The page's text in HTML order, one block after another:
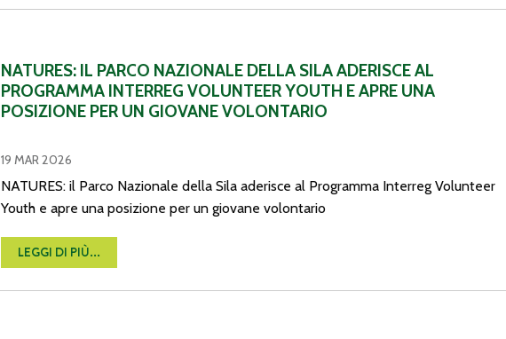
NATURES: IL PARCO NAZIONALE DELLA SILA ADERISCE AL
PROGRAMMA INTERREG VOLUNTEER YOUTH E APRE UNA
POSIZIONE PER UN GIOVANE VOLONTARIO
19 MAR 2026
NATURES: il Parco Nazionale della Sila aderisce al Programma Interreg Volunteer
Youth e apre una posizione per un giovane volontario
LEGGI DI PIÙ...